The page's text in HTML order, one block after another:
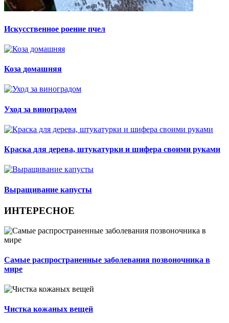
Искусственное роение пчел
Коза домашняя
Уход за виноградом
Краска для дерева, штукатурки и шифера своими руками
Выращивание капусты
ИНТЕРЕСНОЕ
Самые распространенные заболевания позвоночника в
мире
Чистка кожаных вещей